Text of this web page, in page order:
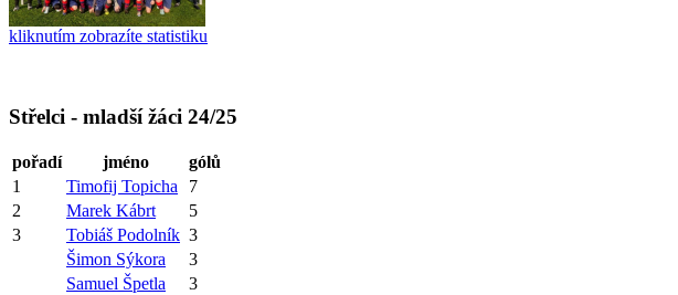
kliknutím zobrazíte statistiku
Střelci - mladší žáci 24/25
pořadí jméno
gólů
1
Timofij Topicha
7
2
Marek Kábrt
5
3
Tobiáš Podolník 3
Šimon Sýkora
3
Samuel Špetla
3